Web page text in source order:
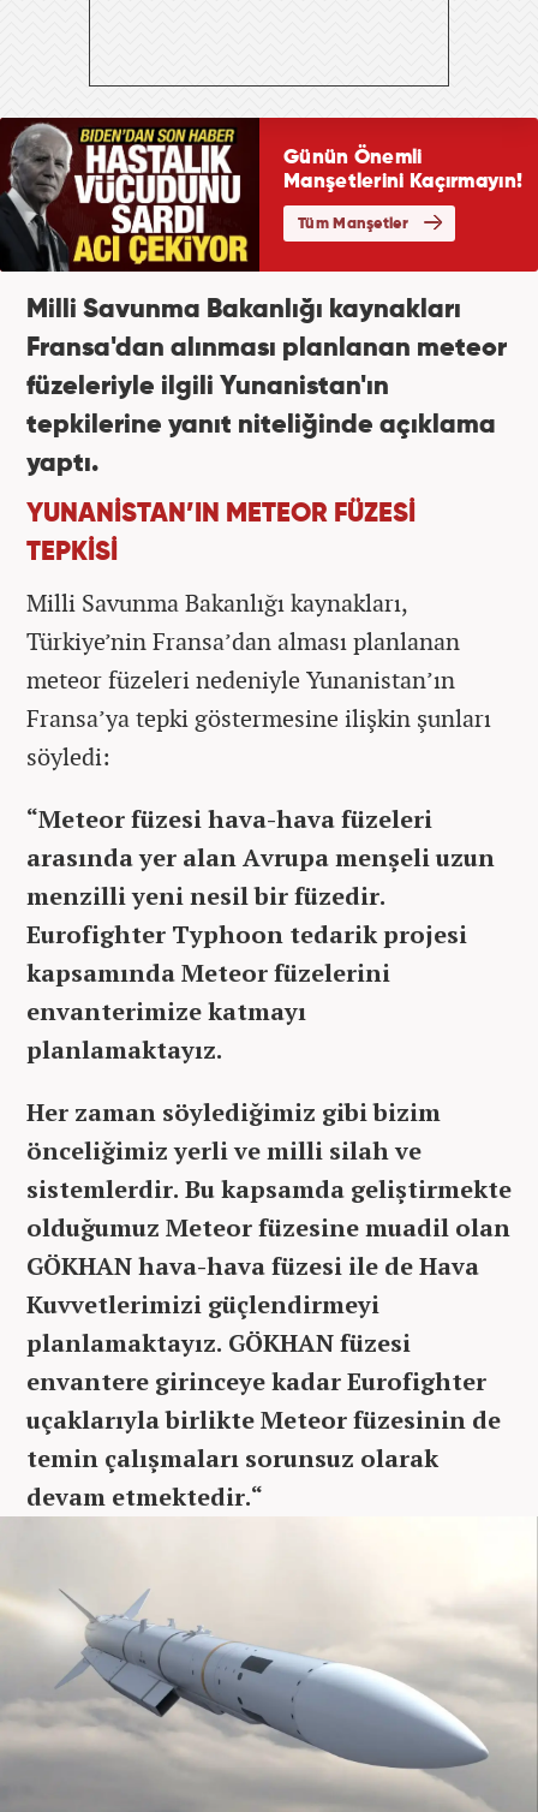
Milli Savunma Bakanlığı kaynakları
Fransa'dan alınması planlanan meteor
füzeleriyle ilgili Yunanistan'ın
tepkilerine yanıt niteliğinde açıklama
yaptı.
YUNANİSTAN’IN METEOR FÜZESİ
TEPKİSİ
Milli Savunma Bakanlığı kaynakları,
Türkiye’nin Fransa’dan alması planlanan
meteor füzeleri nedeniyle Yunanistan’ın
Fransa’ya tepki göstermesine ilişkin şunları
söyledi:
“Meteor füzesi hava-hava füzeleri
arasında yer alan Avrupa menşeli uzun
menzilli yeni nesil bir füzedir.
Eurofighter Typhoon tedarik projesi
kapsamında Meteor füzelerini
envanterimize katmayı
planlamaktayız.
Her zaman söylediğimiz gibi bizim
önceliğimiz yerli ve milli silah ve
sistemlerdir. Bu kapsamda geliştirmekte
olduğumuz Meteor füzesine muadil olan
GÖKHAN hava-hava füzesi ile de Hava
Kuvvetlerimizi güçlendirmeyi
planlamaktayız. GÖKHAN füzesi
envantere girinceye kadar Eurofighter
uçaklarıyla birlikte Meteor füzesinin de
temin çalışmaları sorunsuz olarak
devam etmektedir.“